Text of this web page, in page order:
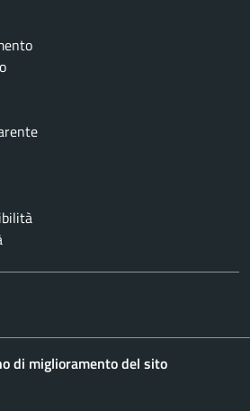
di miglioramento del sito